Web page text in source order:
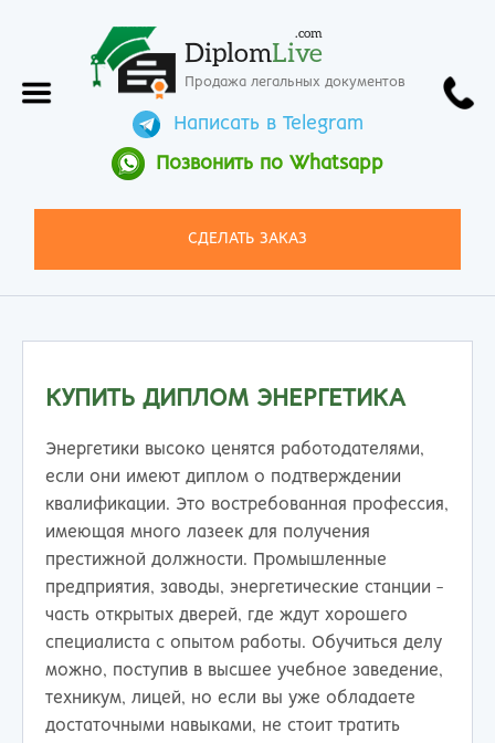
DiplomLive
.com
Продажа легальных документов
Написать в Telegram
Позвонить по Whatsapp
СДЕЛАТЬ ЗАКАЗ
КУПИТЬ ДИПЛОМ ЭНЕРГЕТИКА
Энергетики высоко ценятся работодателями,
если они имеют диплом о подтверждении
квалификации. Это востребованная профессия,
имеющая много лазеек для получения
престижной должности. Промышленные
предприятия, заводы, энергетические станции -
часть открытых дверей, где ждут хорошего
специалиста с опытом работы. Обучиться делу
можно, поступив в высшее учебное заведение,
техникум, лицей, но если вы уже обладаете
достаточными навыками, не стоит тратить